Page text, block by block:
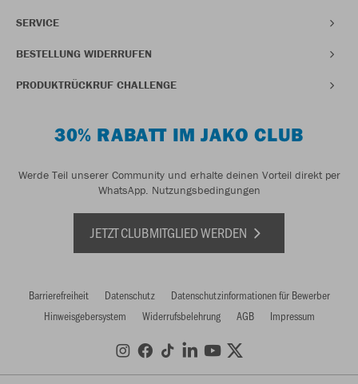
SERVICE
BESTELLUNG WIDERRUFEN
PRODUKTRÜCKRUF CHALLENGE
30% RABATT IM JAKO CLUB
Werde Teil unserer Community und erhalte deinen Vorteil direkt per
WhatsApp. Nutzungsbedingungen
JETZT CLUBMITGLIED WERDEN
Barrierefreiheit Datenschutz
Datenschutzinformationen für Bewerber
Hinweisgebersystem
Widerrufsbelehrung AGB Impressum